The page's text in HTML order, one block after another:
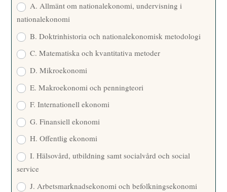
A. Allmänt om nationalekonomi, undervisning i
nationalekonomi
B. Doktrinhistoria och nationalekonomisk metodologi
C. Matematiska och kvantitativa metoder
D. Mikroekonomi
E. Makroekonomi och penningteori
F. Internationell ekonomi
G. Finansiell ekonomi
H. Offentlig ekonomi
I. Hälsovård, utbildning samt socialvård och social
service
J. Arbetsmarknadsekonomi och befolkningsekonomi